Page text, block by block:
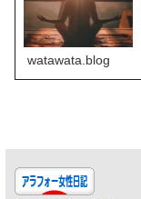
watawata.blog